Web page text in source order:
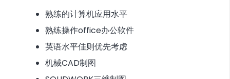
熟练的计算机应用水平
熟练操作office办公软件
英语水平佳则优先考虑
机械CAD制图